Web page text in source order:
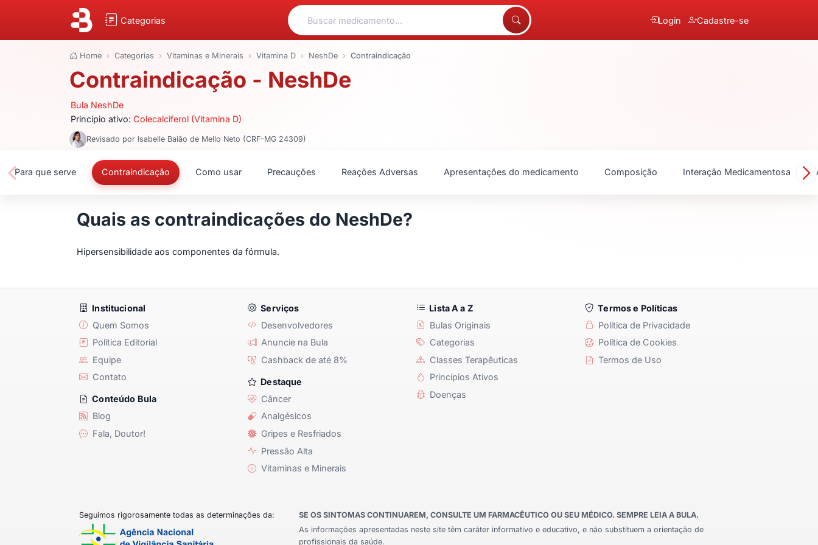
Categorias Login Cadastre-se
Home Categorias Vitaminas e Minerais Vitamina D NeshDe Contraindicação
Contraindicação - NeshDe
Bula NeshDe
Princípio ativo:Colecalciferol (Vitamina D)
Revisado por Isabelle Baião de Mello Neto (CRF-MG 24309)
Para que serve Contraindicação Como usar Precauções Reações Adversas Apresentações do medicamento Composição Interação Medicamentosa
Quais as contraindicações do NeshDe?
Hipersensibilidade aos componentes da fórmula.
Institucional
Quem Somos
Política Editorial
Equipe
Contato
Conteúdo Bula
Blog
Fala, Doutor!
Serviços
Desenvolvedores
Anuncie na Bula
Cashback de até 8%
Destaque
Câncer
Analgésicos
Gripes e Resfriados
Pressão Alta
Vitaminas e Minerais
Lista A a Z
Bulas Originais
Categorias
Classes Terapêuticas
Princípios Ativos
Doenças
Termos e Políticas
Política de Privacidade
Política de Cookies
Termos de Uso
Seguimos rigorosamente todas as determinações da:
SE OS SINTOMAS CONTINUAREM, CONSULTE UM FARMACÊUTICO OU SEU MÉDICO. SEMPRE LEIA A BULA.
As informações apresentadas neste site têm caráter informativo e educativo, e não substituem a orientação de
profissionais da saúde.